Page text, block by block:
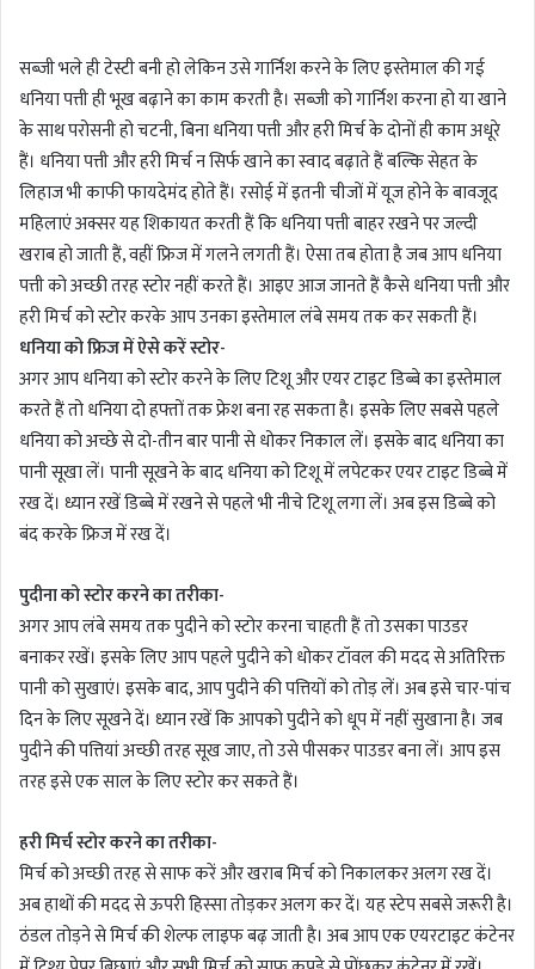
a
n
e
m
a
i
l
सब्जी भले ही टेस्टी बनी हो लेकिन उसे गार्निश करने के लिए इस्तेमाल की गई
धनिया पत्ती ही भूख बढ़ाने का काम करती है। सब्जी को गार्निश करना हो या खाने
के साथ परोसनी हो चटनी, बिना धनिया पत्ती और हरी मिर्च के दोनों ही काम अधूरे
हैं। धनिया पत्ती और हरी मिर्च न सिर्फ खाने का स्वाद बढ़ाते हैं बल्कि सेहत के
लिहाज भी काफी फायदेमंद होते हैं। रसोई में इतनी चीजों में यूज होने के बावजूद
महिलाएं अक्सर यह शिकायत करती हैं कि धनिया पत्ती बाहर रखने पर जल्दी
खराब हो जाती हैं, वहीं फ्रिज में गलने लगती हैं। ऐसा तब होता है जब आप धनिया
पत्ती को अच्छी तरह स्टोर नहीं करते हैं। आइए आज जानते हैं कैसे धनिया पत्ती और
हरी मिर्च को स्टोर करके आप उनका इस्तेमाल लंबे समय तक कर सकती हैं।
धनिया को फ्रिज में ऐसे करें स्टोर-
अगर आप धनिया को स्टोर करने के लिए टिशू और एयर टाइट डिब्बे का इस्तेमाल
करते हैं तो धनिया दो हफ्तों तक फ्रेश बना रह सकता है। इसके लिए सबसे पहले
धनिया को अच्छे से दो-तीन बार पानी से धोकर निकाल लें। इसके बाद धनिया का
पानी सूखा लें। पानी सूखने के बाद धनिया को टिशू में लपेटकर एयर टाइट डिब्बे में
रख दें। ध्यान रखें डिब्बे में रखने से पहले भी नीचे टिशू लगा लें। अब इस डिब्बे को
बंद करके फ्रिज में रख दें।
पुदीना को स्टोर करने का तरीका-
अगर आप लंबे समय तक पुदीने को स्टोर करना चाहती हैं तो उसका पाउडर
बनाकर रखें। इसके लिए आप पहले पुदीने को धोकर टॉवल की मदद से अतिरिक्त
पानी को सुखाएं। इसके बाद, आप पुदीने की पत्तियों को तोड़ लें। अब इसे चार-पांच
दिन के लिए सूखने दें। ध्यान रखें कि आपको पुदीने को धूप में नहीं सुखाना है। जब
पुदीने की पत्तियां अच्छी तरह सूख जाए, तो उसे पीसकर पाउडर बना लें। आप इस
तरह इसे एक साल के लिए स्टोर कर सकते हैं।
हरी मिर्च स्टोर करने का तरीका-
मिर्च को अच्छी तरह से साफ करें और खराब मिर्च को निकालकर अलग रख दें।
अब हाथों की मदद से ऊपरी हिस्सा तोड़कर अलग कर दें। यह स्टेप सबसे जरूरी है।
ठंडल तोड़ने से मिर्च की शेल्फ लाइफ बढ़ जाती है। अब आप एक एयरटाइट कंटेनर